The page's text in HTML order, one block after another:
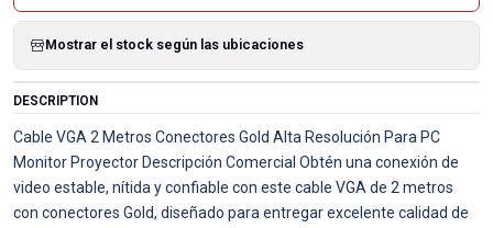
Mostrar el stock según las ubicaciones
DESCRIPTION
Cable VGA 2 Metros Conectores Gold Alta Resolución Para PC
Monitor Proyector Descripción Comercial Obtén una conexión de
video estable, nítida y confiable con este cable VGA de 2 metros
con conectores Gold, diseñado para entregar excelente calidad de